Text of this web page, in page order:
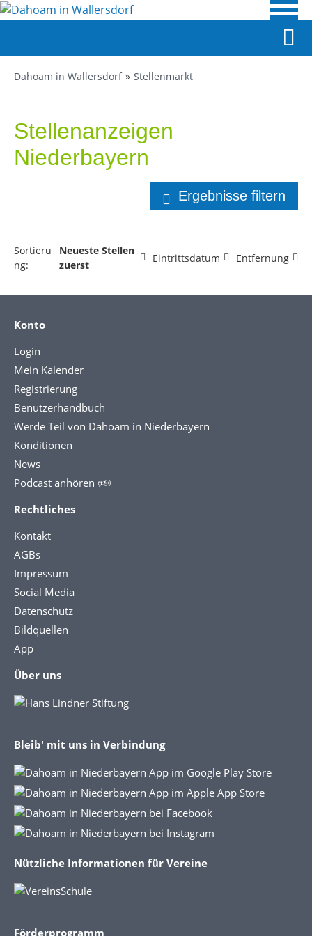
Dahoam in Wallersdorf Stellenmarkt
Stellenanzeigen
Niederbayern
Ergebnisse filtern
Sortieru
ng:
Neueste Stellen
zuerst
Eintrittsdatum Entfernung
Konto
Login
Mein Kalender
Registrierung
Benutzerhandbuch
Werde Teil von Dahoam in Niederbayern
Konditionen
News
Podcast anhören 🕬
Rechtliches
Kontakt
AGBs
Impressum
Social Media
Datenschutz
Bildquellen
App
Über uns
Bleib' mit uns in Verbindung
Nützliche Informationen für Vereine
Förderprogramm